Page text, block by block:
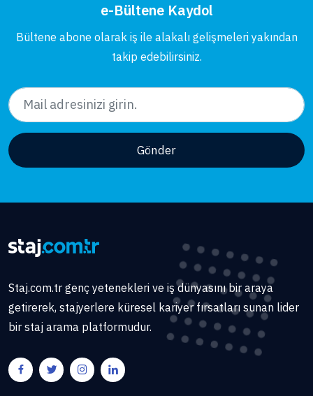
e-Bültene Kaydol
Bültene abone olarak iş ile alakalı gelişmeleri yakından
takip edebilirsiniz.
Gönder
Staj.com.tr genç yetenekleri ve iş dünyasını bir araya
getirerek, stajyerlere küresel kariyer fırsatları sunan lider
bir staj arama platformudur.